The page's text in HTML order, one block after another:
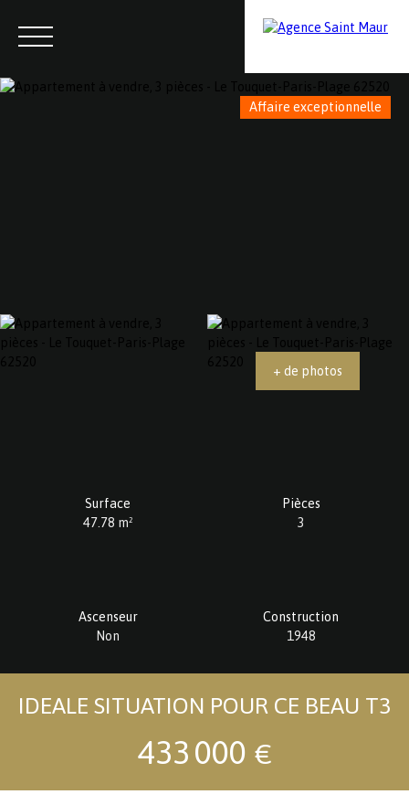
Affaire exceptionnelle
+ de photos
Surface
47.78 m²
Pièces
3
Ascenseur
Non
Construction
1948
IDEALE SITUATION POUR CE BEAU T3
433 000 €